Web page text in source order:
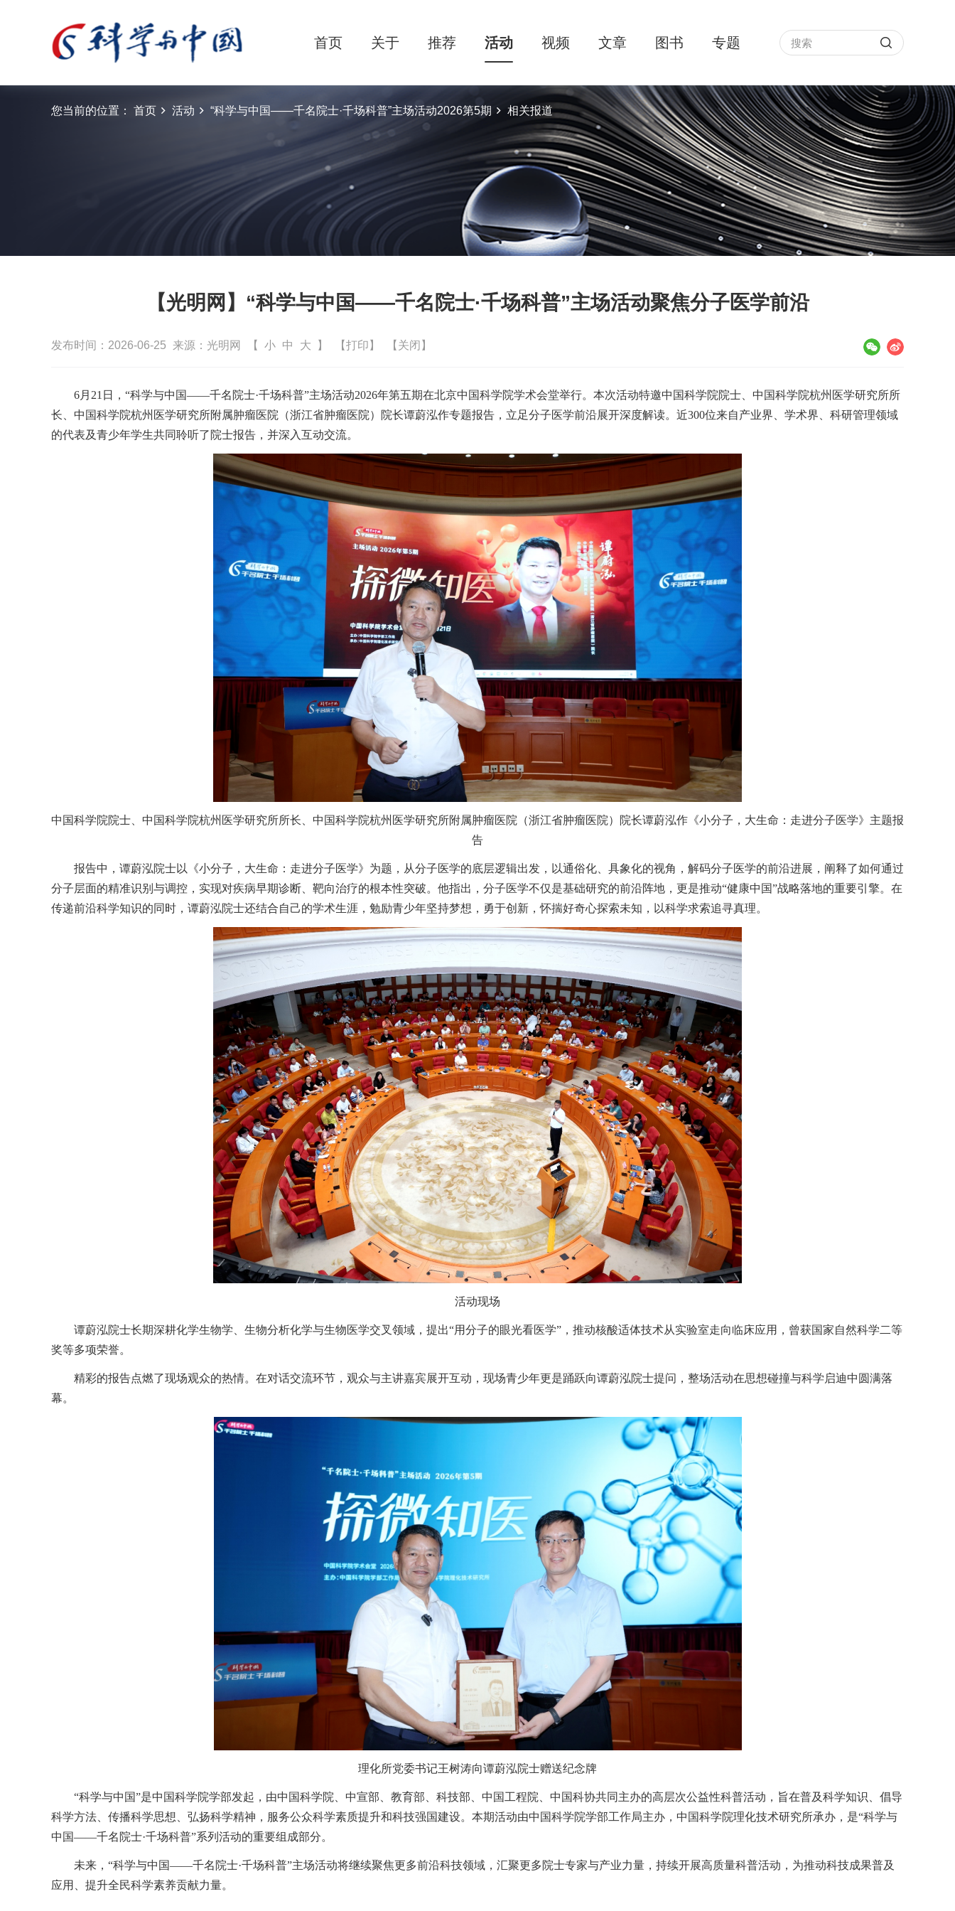
首页 关于 推荐 活动 视频 文章 图书 专题
您当前的位置： 首页 活动 “科学与中国——千名院士·千场科普”主场活动2026第5期 相关报道
【光明网】“科学与中国——千名院士·千场科普”主场活动聚焦分子医学前沿
发布时间：2026-06-25 来源：光明网 【 小 中 大 】 【打印】 【关闭】
6月21日，“科学与中国——千名院士·千场科普”主场活动2026年第五期在北京中国科学院学术会堂举行。本次活动特邀中国科学院院士、中国科学院杭州医学研究所所
长、中国科学院杭州医学研究所附属肿瘤医院（浙江省肿瘤医院）院长谭蔚泓作专题报告，立足分子医学前沿展开深度解读。近300位来自产业界、学术界、科研管理领域
的代表及青少年学生共同聆听了院士报告，并深入互动交流。
中国科学院院士、中国科学院杭州医学研究所所长、中国科学院杭州医学研究所附属肿瘤医院（浙江省肿瘤医院）院长谭蔚泓作《小分子，大生命：走进分子医学》主题报
告
报告中，谭蔚泓院士以《小分子，大生命：走进分子医学》为题，从分子医学的底层逻辑出发，以通俗化、具象化的视角，解码分子医学的前沿进展，阐释了如何通过
分子层面的精准识别与调控，实现对疾病早期诊断、靶向治疗的根本性突破。他指出，分子医学不仅是基础研究的前沿阵地，更是推动“健康中国”战略落地的重要引擎。在
传递前沿科学知识的同时，谭蔚泓院士还结合自己的学术生涯，勉励青少年坚持梦想，勇于创新，怀揣好奇心探索未知，以科学求索追寻真理。
活动现场
谭蔚泓院士长期深耕化学生物学、生物分析化学与生物医学交叉领域，提出“用分子的眼光看医学”，推动核酸适体技术从实验室走向临床应用，曾获国家自然科学二等
奖等多项荣誉。
精彩的报告点燃了现场观众的热情。在对话交流环节，观众与主讲嘉宾展开互动，现场青少年更是踊跃向谭蔚泓院士提问，整场活动在思想碰撞与科学启迪中圆满落
幕。
理化所党委书记王树涛向谭蔚泓院士赠送纪念牌
“科学与中国”是中国科学院学部发起，由中国科学院、中宣部、教育部、科技部、中国工程院、中国科协共同主办的高层次公益性科普活动，旨在普及科学知识、倡导
科学方法、传播科学思想、弘扬科学精神，服务公众科学素质提升和科技强国建设。本期活动由中国科学院学部工作局主办，中国科学院理化技术研究所承办，是“科学与
中国——千名院士·千场科普”系列活动的重要组成部分。
未来，“科学与中国——千名院士·千场科普”主场活动将继续聚焦更多前沿科技领域，汇聚更多院士专家与产业力量，持续开展高质量科普活动，为推动科技成果普及
应用、提升全民科学素养贡献力量。